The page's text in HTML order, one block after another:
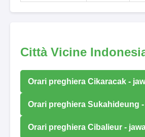
Città Vicine
Orari preghiera Cikaracak -
Orari preghiera Sukahideung
Orari preghiera Cibalieur -